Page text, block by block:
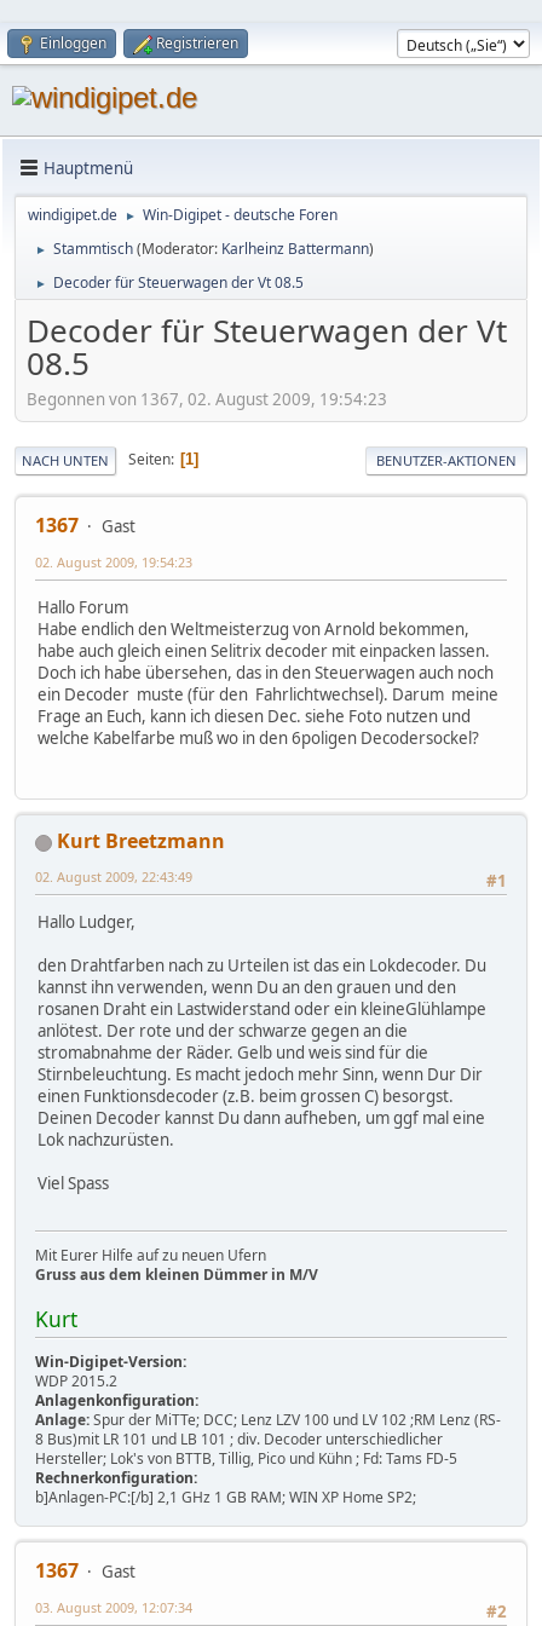
Einloggen Registrieren
Hauptmenü
windigipet.de ► Win-Digipet - deutsche Foren
► Stammtisch(Moderator: Karlheinz Battermann)
► Decoder für Steuerwagen der Vt 08.5
Decoder für Steuerwagen der Vt
08.5
Begonnen von 1367, 02. August 2009, 19:54:23
NACH UNTEN Seiten 1 BENUTZER-AKTIONEN
1367 Gast
02. August 2009, 19:54:23
Hallo Forum
Habe endlich den Weltmeisterzug von Arnold bekommen,
habe auch gleich einen Selitrix decoder mit einpacken lassen.
Doch ich habe übersehen, das in den Steuerwagen auch noch
ein Decoder muste (für den Fahrlichtwechsel). Darum meine
Frage an Euch, kann ich diesen Dec. siehe Foto nutzen und
welche Kabelfarbe muß wo in den 6poligen Decodersockel?
Kurt Breetzmann
#1
02. August 2009, 22:43:49
Hallo Ludger,
den Drahtfarben nach zu Urteilen ist das ein Lokdecoder. Du
kannst ihn verwenden, wenn Du an den grauen und den
rosanen Draht ein Lastwiderstand oder ein kleineGlühlampe
anlötest. Der rote und der schwarze gegen an die
stromabnahme der Räder. Gelb und weis sind für die
Stirnbeleuchtung. Es macht jedoch mehr Sinn, wenn Dur Dir
einen Funktionsdecoder (z.B. beim grossen C) besorgst.
Deinen Decoder kannst Du dann aufheben, um ggf mal eine
Lok nachzurüsten.
Viel Spass
Mit Eurer Hilfe auf zu neuen Ufern
Gruss aus dem kleinen Dümmer in M/V
Kurt
Win-Digipet-Version:
WDP 2015.2
Anlagenkonfiguration:
Anlage:Spur der MiTTe; DCC; Lenz LZV 100 und LV 102 ;RM Lenz (RS-
8 Bus)mit LR 101 und LB 101 ; div. Decoder unterschiedlicher
Hersteller; Lok's von BTTB, Tillig, Pico und Kühn ; Fd: Tams FD-5
Rechnerkonfiguration:
b]Anlagen-PC:[/b] 2,1 GHz 1 GB RAM; WIN XP Home SP2;
1367
Gast
#2
03. August 2009, 12:07:34